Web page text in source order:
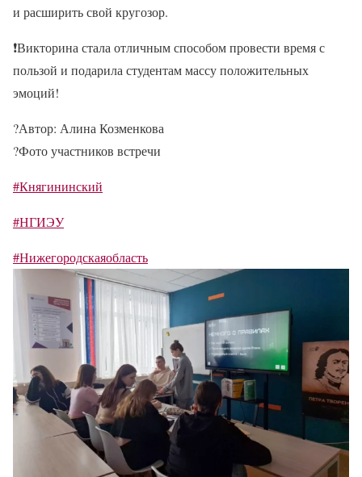
и расширить свой кругозор.
❗Викторина стала отличным способом провести время с
пользой и подарила студентам массу положительных
эмоций!
?Автор: Алина Козменкова
?Фото участников встречи
#Княгининский
#НГИЭУ
#Нижегородскаяобласть